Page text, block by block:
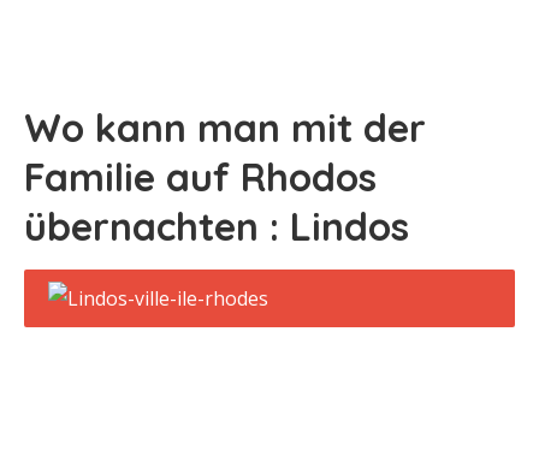
Wo kann man mit der
Familie auf Rhodos
übernachten : Lindos